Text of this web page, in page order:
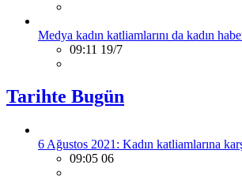
Medya kadın katliamlarını da kadın
09:11 19/7
Tarihte Bugün
6 Ağustos 2021: Kadın katliamlarına
09:05 06